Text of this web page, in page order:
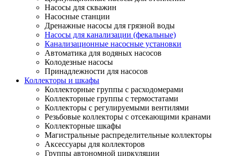
Насосы для скважин
Насосные станции
Дренажные насосы для грязной воды
Насосы для канализации (фекальные)
Канализационные насосные установки
Автоматика для водяных насосов
Колодезные насосы
Принадлежности для насосов
Коллекторы и шкафы
Коллекторные группы с расходомерами
Коллекторные группы с термостатами
Коллекторы с регулируемыми вентилями
Резьбовые коллекторы с отсекающими кранами
Коллекторные шкафы
Магистральные распределительные коллекторы
Аксессуары для коллекторов
Группы автономной циркуляции